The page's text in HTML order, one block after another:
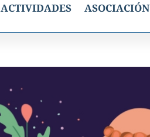
ACTIVIDADES ASOCIACIÓN